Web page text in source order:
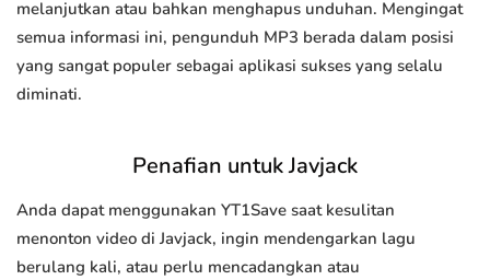
melanjutkan atau bahkan menghapus unduhan. Mengingat
semua informasi ini, pengunduh MP3 berada dalam posisi
yang sangat populer sebagai aplikasi sukses yang selalu
diminati.
Penafian untuk Javjack
Anda dapat menggunakan YT1Save saat kesulitan
menonton video di Javjack, ingin mendengarkan lagu
berulang kali, atau perlu mencadangkan atau